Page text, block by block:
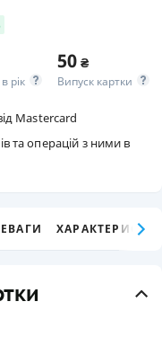
рік
50 ₴
Випуск картки
Mastercard
та операцій з ними в